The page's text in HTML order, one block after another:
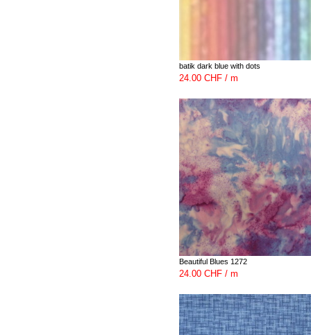
batik dark blue with dots
24.00 CHF / m
Beautiful Blues 1272
24.00 CHF / m